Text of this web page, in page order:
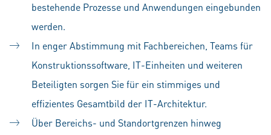
bestehende Prozesse und Anwendungen eingebunden
werden.
In enger Abstimmung mit Fachbereichen, Teams für
Konstruktionssoftware, IT-Einheiten und weiteren
Beteiligten sorgen Sie für ein stimmiges und
effizientes Gesamtbild der IT-Architektur.
Über Bereichs- und Standortgrenzen hinweg